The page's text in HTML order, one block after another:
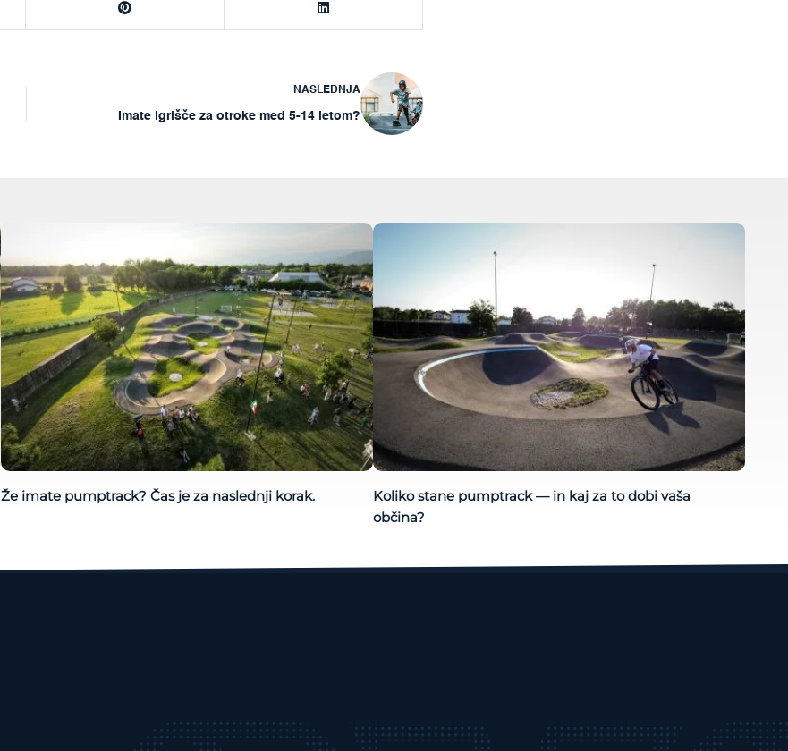
NASLEDNJA
Imate igrišče za otroke med 5-14 letom?
Že imate pumptrack? Čas je za naslednji korak.
Koliko stane pumptrack — in kaj za to dobi vaša
občina?